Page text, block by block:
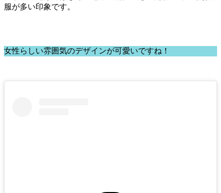
服が多い印象です。
女性らしい雰囲気のデザインが可愛いですね！